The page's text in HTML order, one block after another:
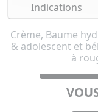
Indications
Crème, Baume
& adolescent et
à